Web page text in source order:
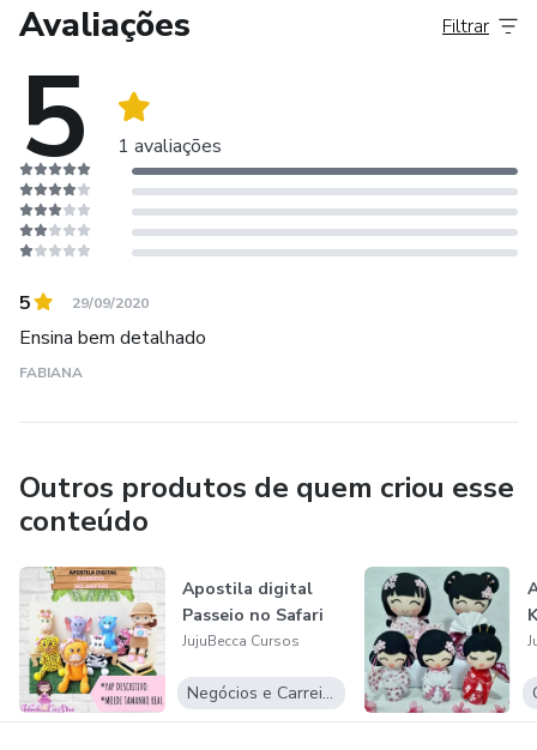
Avaliações
5 1 avaliações
Filtrar
5 29/09/2020
Ensina bem detalhado
FABIANA
Outros produtos de quem criou esse
conteúdo
Apostila digital
Passeio no Safari
JujuBecca Cursos
Negócios e Carreira